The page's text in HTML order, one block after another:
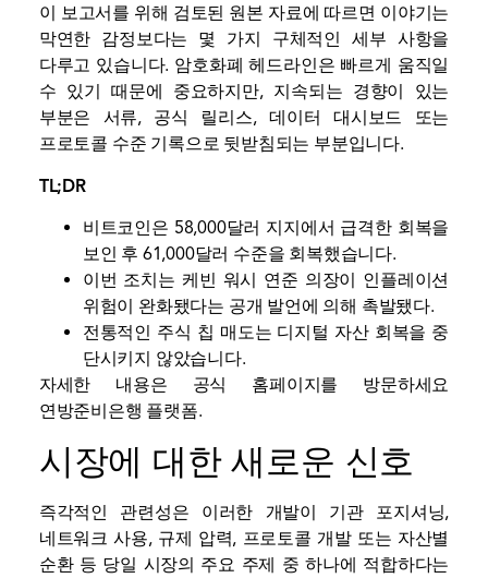
이 보고서를 위해 검토된 원본 자료에 따르면 이야기는
막연한 감정보다는 몇 가지 구체적인 세부 사항을
다루고 있습니다. 암호화폐 헤드라인은 빠르게 움직일
수 있기 때문에 중요하지만, 지속되는 경향이 있는
부분은 서류, 공식 릴리스, 데이터 대시보드 또는
프로토콜 수준 기록으로 뒷받침되는 부분입니다.
TL;DR
비트코인은 58,000달러 지지에서 급격한 회복을
보인 후 61,000달러 수준을 회복했습니다.
이번 조치는 케빈 워시 연준 의장이 인플레이션
위험이 완화됐다는 공개 발언에 의해 촉발됐다.
전통적인 주식 칩 매도는 디지털 자산 회복을 중
단시키지 않았습니다.
자세한 내용은 공식 홈페이지를 방문하세요
연방준비은행 플랫폼.
시장에 대한 새로운 신호
즉각적인 관련성은 이러한 개발이 기관 포지셔닝,
네트워크 사용, 규제 압력, 프로토콜 개발 또는 자산별
순환 등 당일 시장의 주요 주제 중 하나에 적합하다는